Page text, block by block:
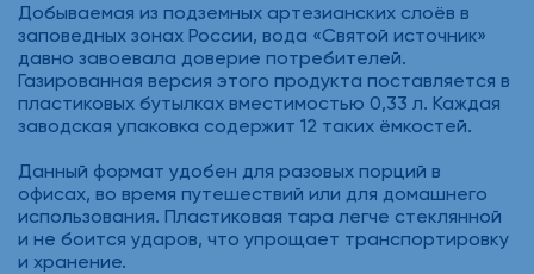
Добываемая из подземных артезианских слоёв в
заповедных зонах России, вода «Святой источник»
давно завоевала доверие потребителей.
Газированная версия этого продукта поставляется в
пластиковых бутылках вместимостью 0,33 л. Каждая
заводская упаковка содержит 12 таких ёмкостей.
Данный формат удобен для разовых порций в
офисах, во время путешествий или для домашнего
использования. Пластиковая тара легче стеклянной
и не боится ударов, что упрощает транспортировку
и хранение.